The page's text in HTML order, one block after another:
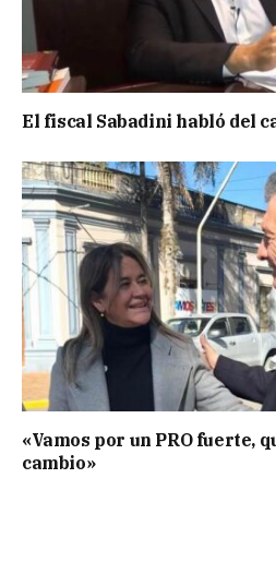
El fiscal Sabadini habló del
«Vamos por un PRO fuerte,
cambio»